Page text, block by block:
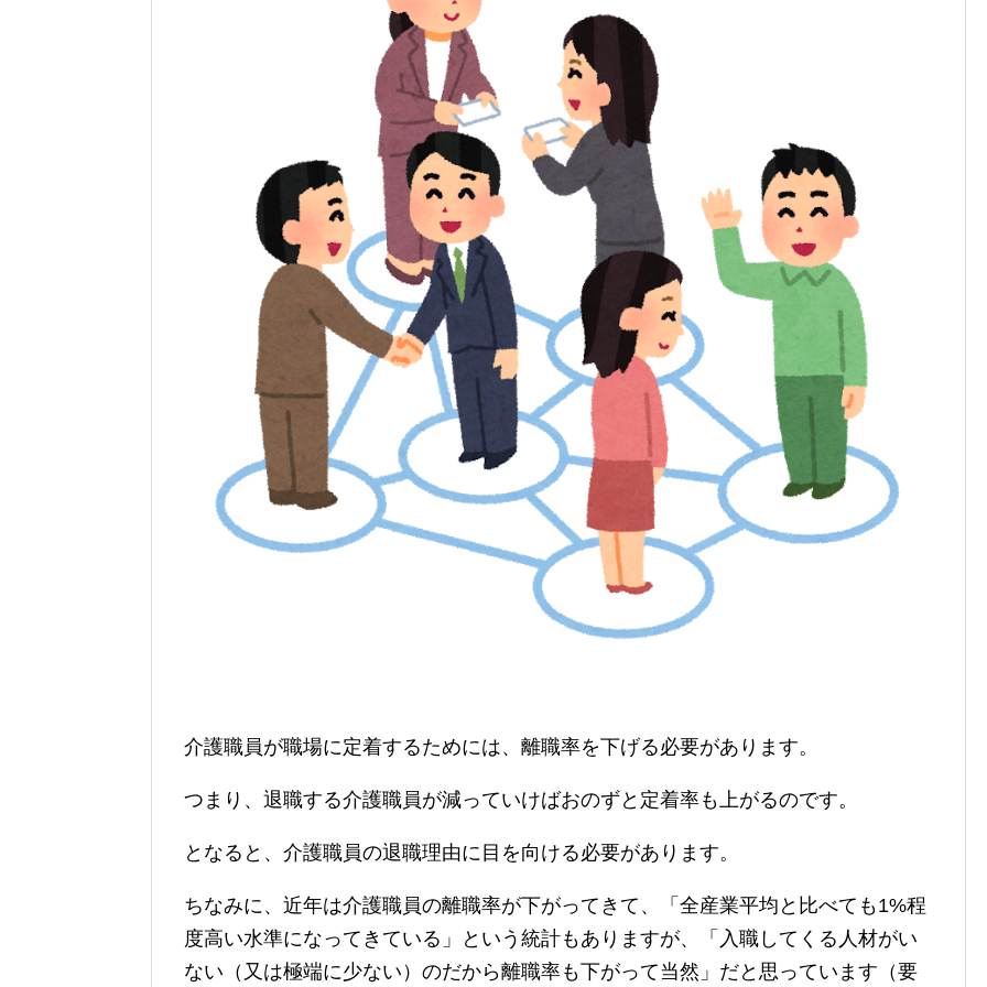
介護職員が職場に定着するためには、離職率を下げる必要があります。
つまり、退職する介護職員が減っていけばおのずと定着率も上がるのです。
となると、介護職員の退職理由に目を向ける必要があります。
ちなみに、近年は介護職員の離職率が下がってきて、「全産業平均と比べても1%程
度高い水準になってきている」という統計もありますが、「入職してくる人材がい
ない（又は極端に少ない）のだから離職率も下がって当然」だと思っています（要